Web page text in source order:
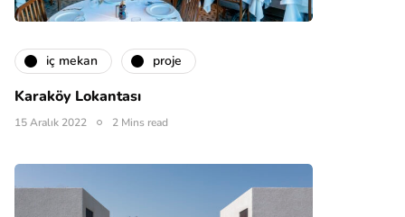
i̇ç mekan proje
Karaköy Lokantası
15 Aralık 2022 2 Mins read